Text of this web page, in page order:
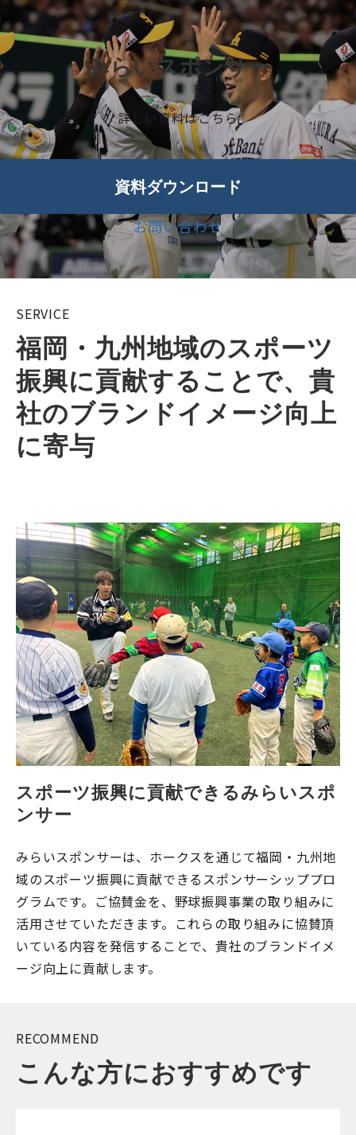
みらいスポンサー
詳しい資料はこちら
資料ダウンロード
お問い合わせ
SERVICE
福岡・九州地域のスポーツ
振興に貢献することで、貴
社のブランドイメージ向上
に寄与
スポーツ振興に貢献できるみらいスポ
ンサー
みらいスポンサーは、ホークスを通じて福岡・九州地
域のスポーツ振興に貢献できるスポンサーシッププロ
グラムです。ご協賛金を、野球振興事業の取り組みに
活用させていただきます。これらの取り組みに協賛頂
いている内容を発信することで、貴社のブランドイメ
ージ向上に貢献します。
RECOMMEND
こんな方におすすめです